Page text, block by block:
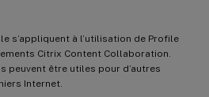
s’appliquent à l’utilisation de Profile
Citrix Content Collaboration.
peuvent être utiles pour d’autres
Internet.